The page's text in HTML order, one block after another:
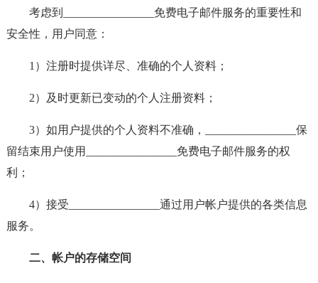
考虑到________________免费电子邮件服务的重要性和
安全性，用户同意：
1）注册时提供详尽、准确的个人资料；
2）及时更新已变动的个人注册资料；
3）如用户提供的个人资料不准确，________________保
留结束用户使用________________免费电子邮件服务的权
利；
4）接受________________通过用户帐户提供的各类信息
服务。
二、帐户的存储空间